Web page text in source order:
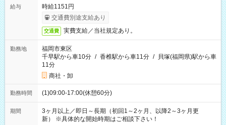
給与
時給1151円
交通費別途支給あり
交通費 実費支給／当社規定あり。
勤務地
福岡市東区
千早駅から車10分 / 香椎駅から車11分 / 貝塚(福岡県)駅から車
11分
商社・卸
勤務時間 (1)09:00-17:00(休憩60分)
期間
3ヶ月以上／即日～長期（初回1～2ヶ月、以降2～3ヶ月更
新） ※具体的な開始時期はご相談下さい！